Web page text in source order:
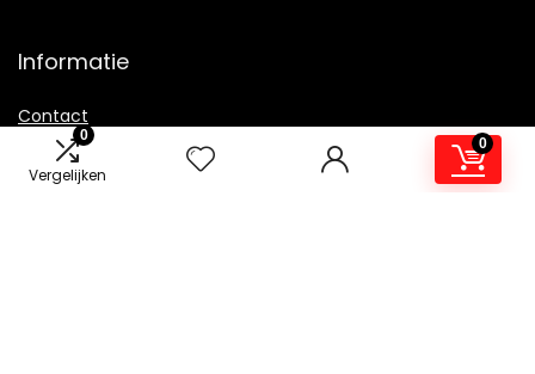
0
Vergelijken
0
Informatie
Contact
Klantenservice
Over ons